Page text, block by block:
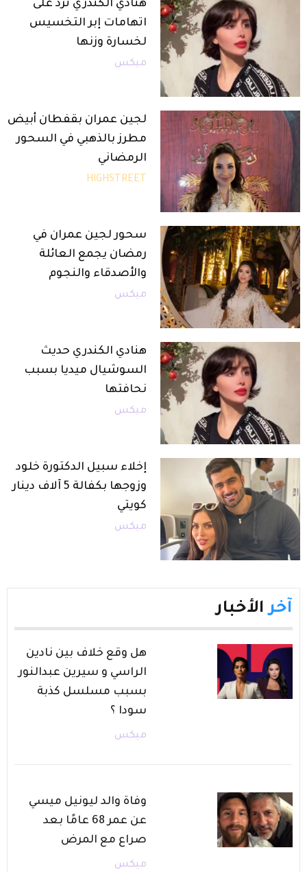
هنادي الكندري تردّ على
اتهامات إبر التخسيس
لخسارة وزنها
ميكس
لجين عمران بقفطان أبيض
مطرز بالذهبي في السحور
الرمضاني
HIGHSTREET
سحور لجين عمران في
رمضان يجمع العائلة
والأصدقاء والنجوم
ميكس
هنادي الكندري حديث
السوشيال ميديا بسبب
نحافتها
ميكس
إخلاء سبيل الدكتورة خلود
وزوجها بكفالة 5 آلاف دينار
كويتي
ميكس
آخر الأخبار
هل وقع خلاف بين نادين
الراسي و سيرين عبدالنور
بسبب مسلسل كذبة
سودا ؟
ميكس
وفاة والد ليونيل ميسي
عن عمر 68 عامًا بعد
صراع مع المرض
ميكس